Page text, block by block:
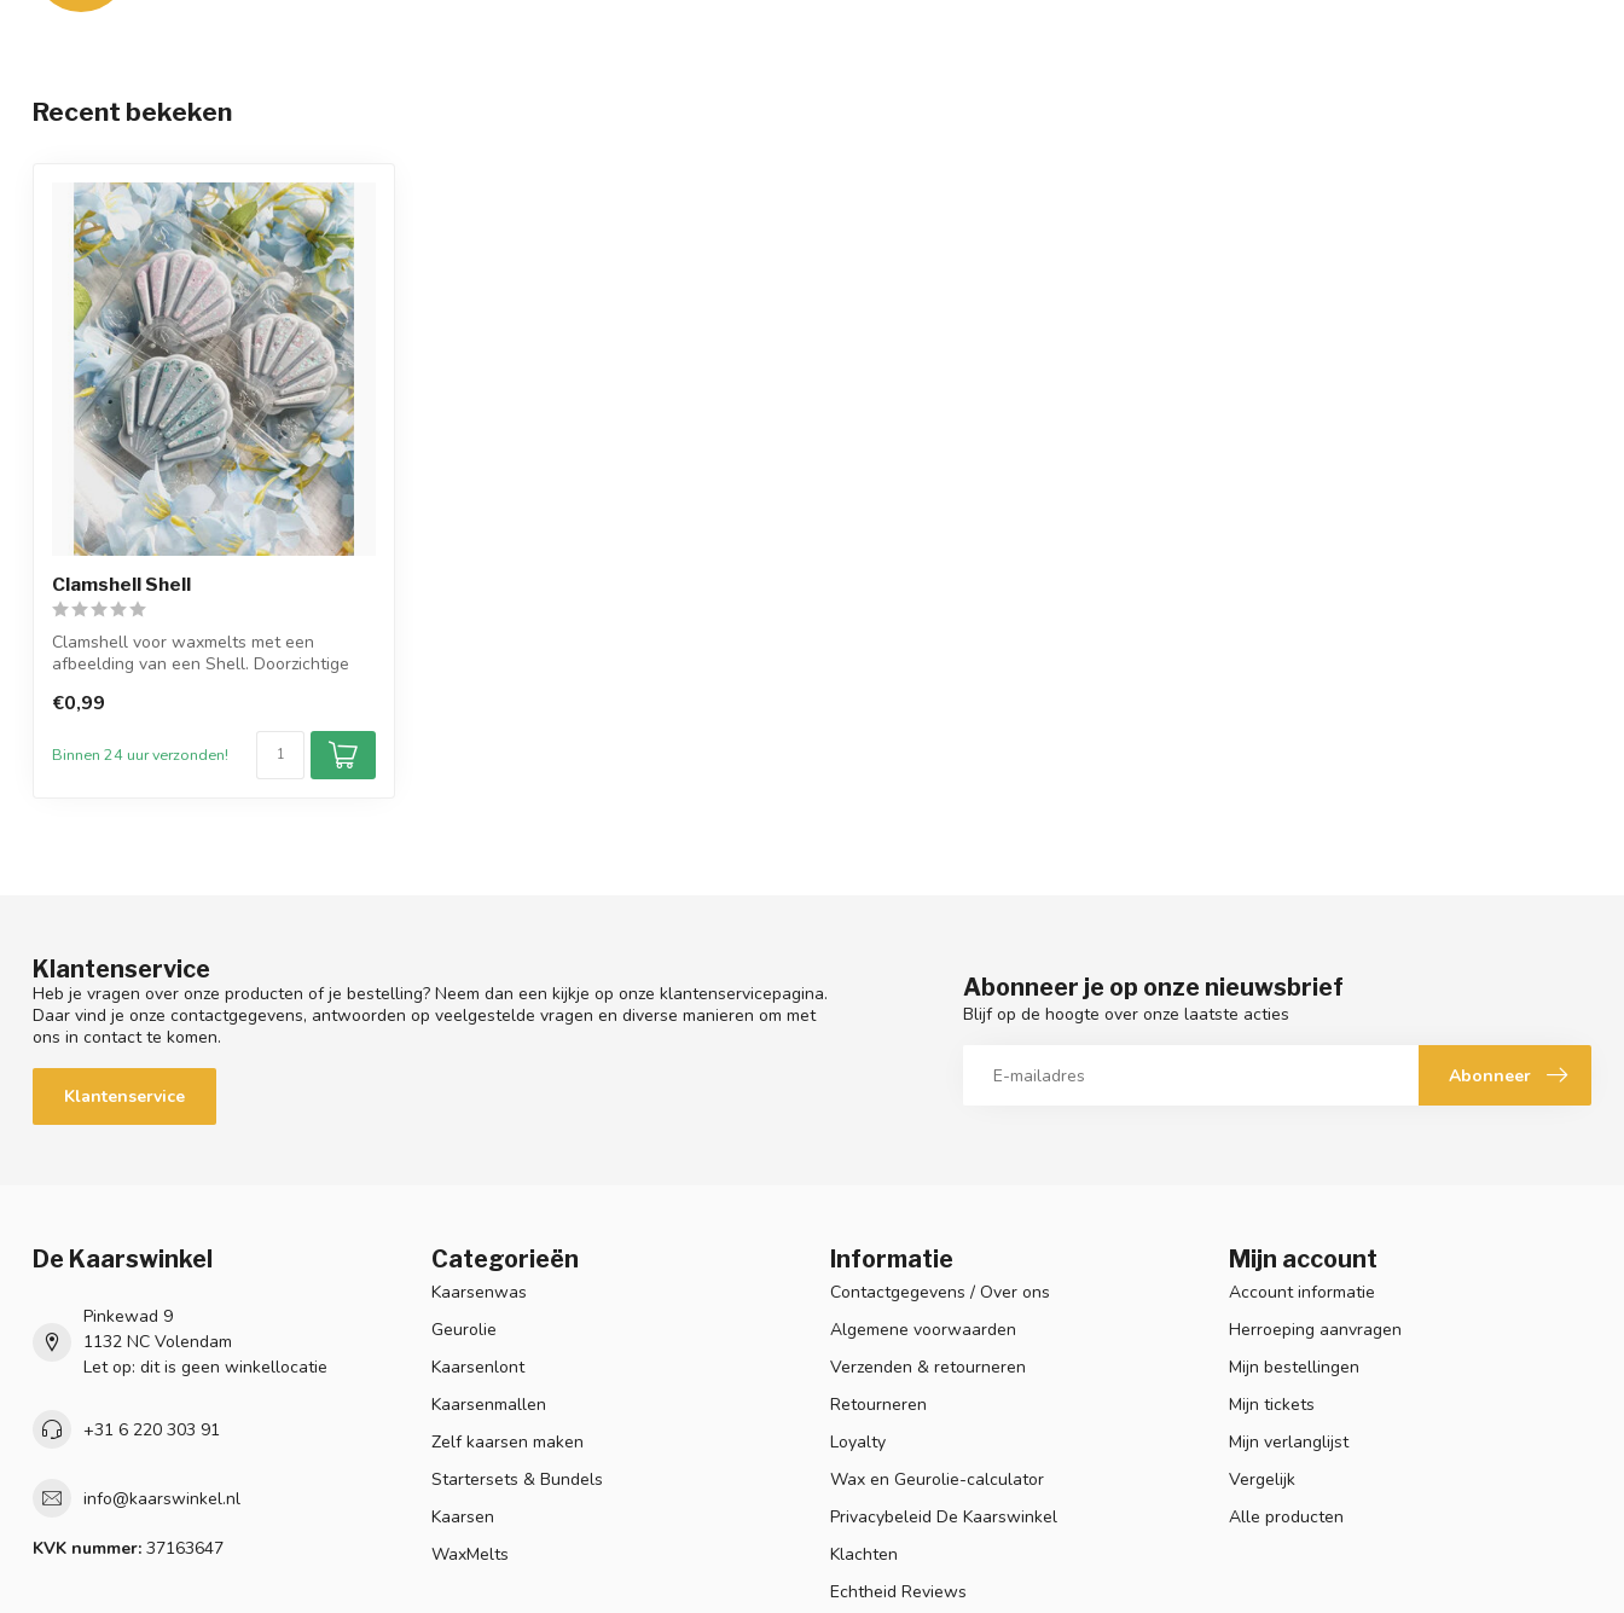
Recent bekeken
Clamshell Shell
Clamshell voor waxmelts met een
afbeelding van een Shell. Doorzichtige
€0,99
Binnen 24 uur verzonden!
Klantenservice
Heb je vragen over onze producten of je bestelling? Neem dan een kijkje op onze klantenservicepagina.
Daar vind je onze contactgegevens, antwoorden op veelgestelde vragen en diverse manieren om met
ons in contact te komen.
Klantenservice
Abonneer je op onze nieuwsbrief
Blijf op de hoogte over onze laatste acties
Abonneer
De Kaarswinkel
Pinkewad 9
1132 NC Volendam
Let op: dit is geen winkellocatie
+31 6 220 303 91
info@kaarswinkel.nl
KVK nummer: 37163647
Categorieën
Kaarsenwas
Geurolie
Kaarsenlont
Kaarsenmallen
Zelf kaarsen maken
Startersets & Bundels
Kaarsen
WaxMelts
Informatie
Contactgegevens / Over ons
Algemene voorwaarden
Verzenden & retourneren
Retourneren
Loyalty
Wax en Geurolie-calculator
Privacybeleid De Kaarswinkel
Klachten
Echtheid Reviews
Mijn account
Account informatie
Herroeping aanvragen
Mijn bestellingen
Mijn tickets
Mijn verlanglijst
Vergelijk
Alle producten